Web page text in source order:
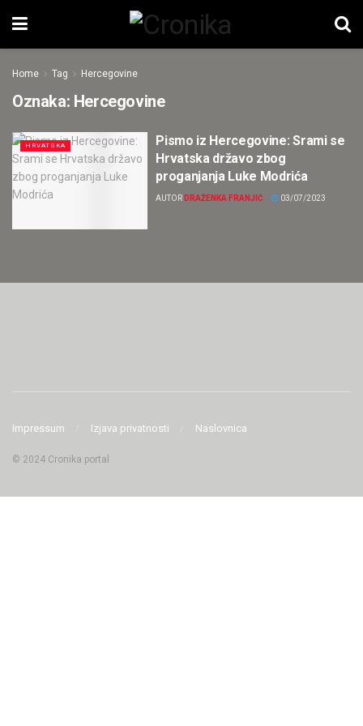
Home Tag Hercegovine
Oznaka: Hercegovine
HRVATSKA
Pismo iz Hercegovine: Srami se
Hrvatska državo zbog
proganjanja Luke Modrića
AUTOR DRAŽENKA FRANJIĆ 03/07/2023
Impressum Izjava privatnosti Naslovnica
© 2024 Cronika portal